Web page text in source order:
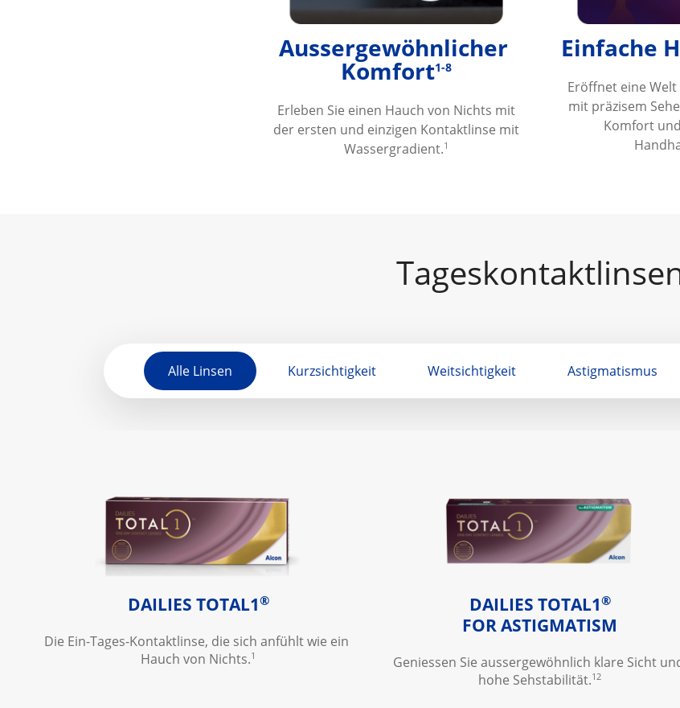
Aussergewöhnlicher
Komfort1-8
Erleben Sie einen Hauch von Nichts mit
der ersten und einzigen Kontaktlinse mit
Wassergradient.1
Einfache
Eröffnet eine
mit präzisem
Komfort
Alle Linsen Kurzsichtigkeit Weitsichtigkeit Astigmatismus
DAILIES TOTAL1®
Die Ein-Tages-Kontaktlinse, die sich anfühlt wie ein
Hauch von Nichts.1
DAILIES TOTAL1®
FOR ASTIGMATISM
Geniessen Sie aussergewöhnlich klare Sicht
hohe Sehstabilität.12